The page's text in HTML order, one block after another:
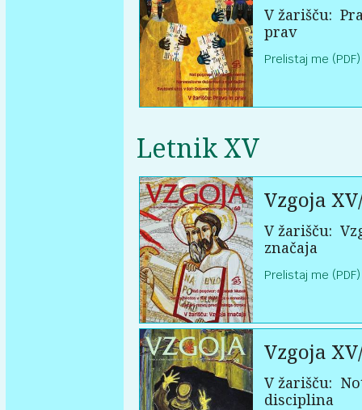
V žarišču:
prav
Prelistaj me (PDF)
Letnik XV
Vzgoja
V žarišču:
značaja
Prelistaj me (PDF)
Vzgoja
V žarišču:
disciplina